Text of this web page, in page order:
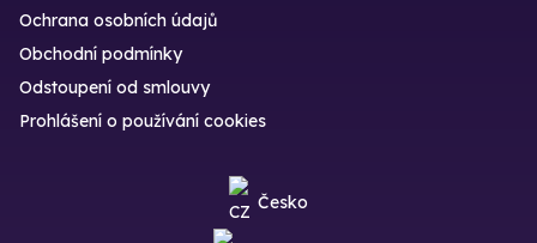
Ochrana osobních údajů
Obchodní podmínky
Odstoupení od smlouvy
Prohlášení o používání cookies
Česko